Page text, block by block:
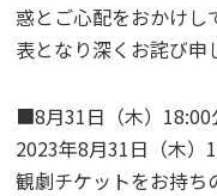
惑とご心配をおかけし
表となり深くお詫び申
■8月31日（木）18:00
2023年8月31日（木）
観劇チケットをお持ち